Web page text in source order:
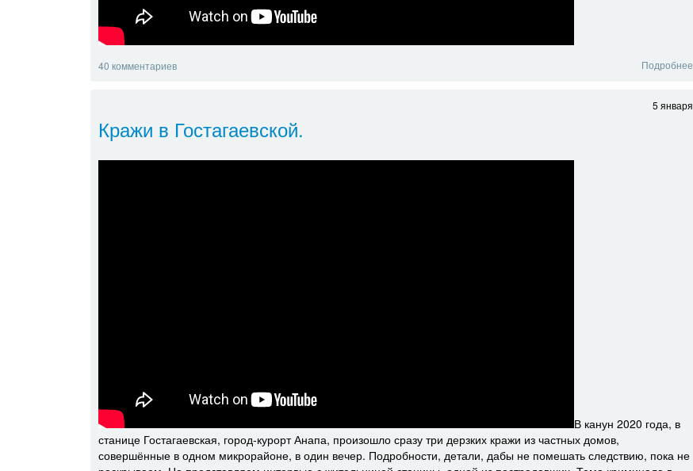
Подробнее
40 комментариев
5 января
Кражи в Гостагаевской.
В канун 2020 года, в
станице Гостагаевская, город-курорт Анапа, произошло сразу три дерзких кражи из частных домов,
совершённые в одном микрорайоне, в один вечер. Подробности, детали, дабы не помешать следствию, пока не